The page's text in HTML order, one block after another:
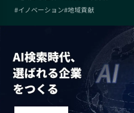
#イノベーション#地域貢献